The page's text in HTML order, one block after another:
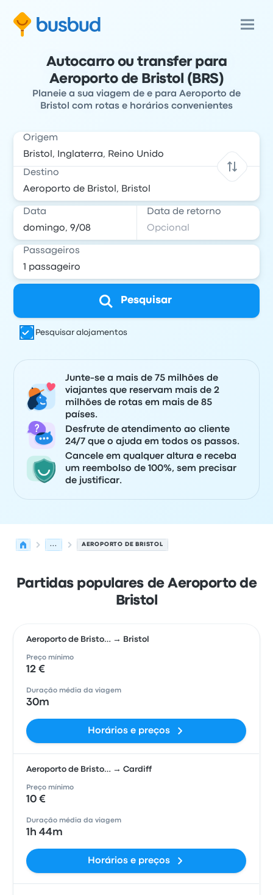
Autocarro ou transfer para
Aeroporto de Bristol (BRS)
Planeie a sua viagem de e para Aeroporto de
Bristol com rotas e horários convenientes
Origem
Destino
Data Data de retorno
Passageiros
Pesquisar
Pesquisar alojamentos
Junte-se a mais de 75 milhões de
viajantes que reservam mais de 2
milhões de rotas em mais de 85
países.
Desfrute de atendimento ao cliente
24/7 que o ajuda em todos os passos.
Cancele em qualquer altura e receba
um reembolso de 100%, sem precisar
de justificar.
... AEROPORTO DE BRISTOL
Partidas populares de Aeroporto de
Bristol
Aeroporto de Bristo… → Bristol
Preço mínimo
12 €
Duração média da viagem
30m
Horários e preços
Aeroporto de Bristo… → Cardiff
Preço mínimo
10 €
Duração média da viagem
1h 44m
Horários e preços